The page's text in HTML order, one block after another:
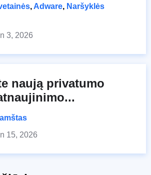
,Adware, Naršyklės
3, 2026
naują privatumo
15, 2026